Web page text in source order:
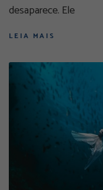
desaparece. Ele
LEIA MAIS